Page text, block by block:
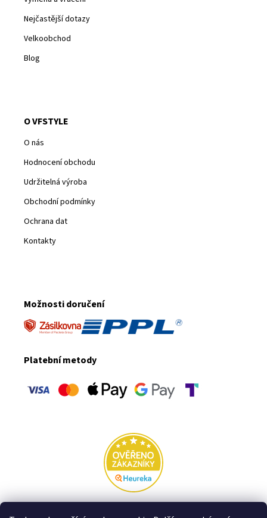
Nejčastější dotazy
Velkoobchod
Blog
O VFSTYLE
O nás
Hodnocení obchodu
Udržitelná výroba
Obchodní podmínky
Ochrana dat
Kontakty
Možnosti doručení
Platební metody